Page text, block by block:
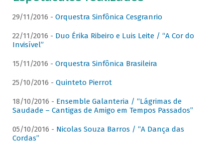
29/11/2016 - Orquestra Sinfônica Cesgranrio
22/11/2016 - Duo Érika Ribeiro e Luis Leite / “A Cor do
Invisível”
15/11/2016 - Orquestra Sinfônica Brasileira
25/10/2016 - Quinteto Pierrot
18/10/2016 - Ensemble Galanteria / “Lágrimas de
Saudade – Cantigas de Amigo em Tempos Passados”
05/10/2016 - Nicolas Souza Barros / “A Dança das
Cordas”